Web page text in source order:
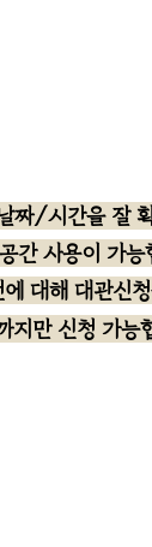
짜/시간을 잘
간 사용이 가능
대해 대관신
만 신청 가능